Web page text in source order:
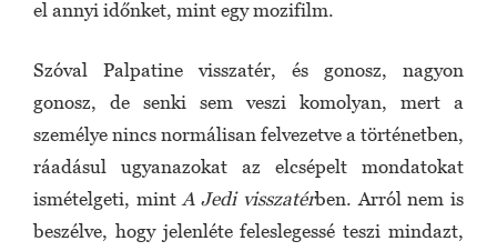
el annyi időnket, mint egy mozifilm.
Szóval Palpatine visszatér, és gonosz, nagyon
gonosz, de senki sem veszi komolyan, mert a
személye nincs normálisan felvezetve a történetben,
ráadásul ugyanazokat az elcsépelt mondatokat
ismételgeti, mintA Jedi visszatérben. Arról nem is
beszélve, hogy jelenléte feleslegessé teszi mindazt,